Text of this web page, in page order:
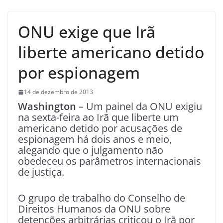
ONU exige que Irã
liberte americano detido
por espionagem
14 de dezembro de 2013
Washington – Um painel da ONU exigiu
na sexta-feira ao Irã que liberte um
americano detido por acusações de
espionagem há dois anos e meio,
alegando que o julgamento não
obedeceu os parâmetros internacionais
de justiça.
O grupo de trabalho do Conselho de
Direitos Humanos da ONU sobre
detenções arbitrárias criticou o Irã por